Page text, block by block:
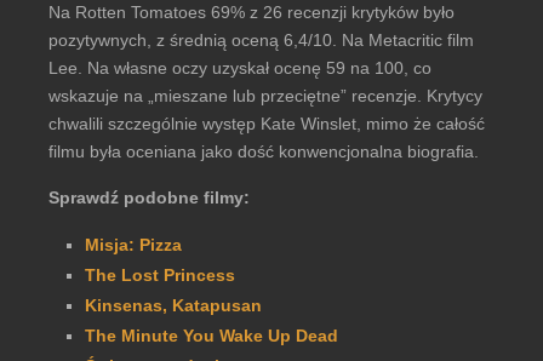
Na Rotten Tomatoes 69% z 26 recenzji krytyków było
pozytywnych, z średnią oceną 6,4/10. Na Metacritic film
Lee. Na własne oczy uzyskał ocenę 59 na 100, co
wskazuje na „mieszane lub przeciętne” recenzje. Krytycy
chwalili szczególnie występ Kate Winslet, mimo że całość
filmu była oceniana jako dość konwencjonalna biografia.
Sprawdź podobne filmy:
Misja: Pizza
The Lost Princess
Kinsenas, Katapusan
The Minute You Wake Up Dead